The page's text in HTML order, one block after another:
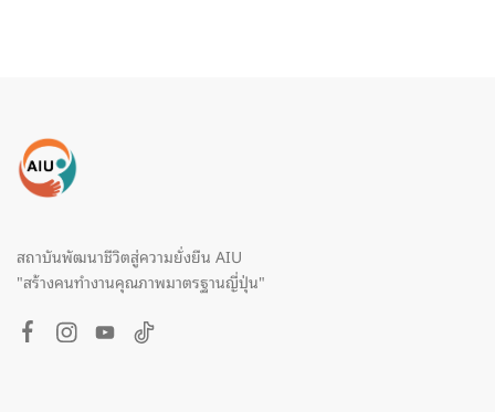
สถาบันพัฒนาชีวิตสู่ความยั่งยืน AIU
"สร้างคนทำงานคุณภาพมาตรฐานญี่ปุ่น"